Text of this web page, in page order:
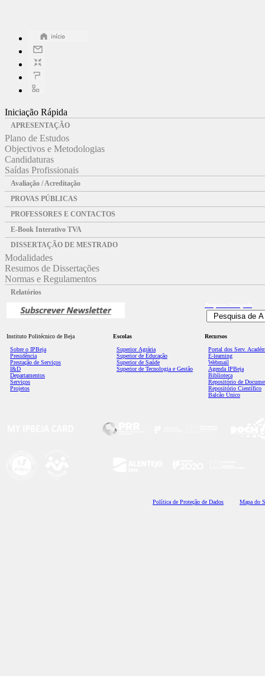
Iniciação Rápida
APRESENTAÇÃO
Plano de Estudos
Objectivos e Metodologias
Candidaturas
Saídas Profissionais
Avaliação / Acreditação
PROVAS PÚBLICAS
PROFESSORES E CONTACTOS
E-Book Interativo TVA
DISSERTAÇÃO DE MESTRADO
Modalidades
Resumos de Dissertações
Normas e Regulamentos
Relatórios
Instituto Politécnico de Beja
Sobre o IPBeja
Presidência
Prestação de Serviços
I&D
Departamentos
Serviços
Projetos
Escolas
Superior Agrária
Superior de Educação
Superior de Saúde
Superior de Tecnologia e Gestão
Recursos
Portal dos Serv.
E-learning
Webmail
Agenda IPBeja
Biblioteca
Repositório de
Repositório Científico
Balcão Único
Política de Proteção de Dados Mapa do